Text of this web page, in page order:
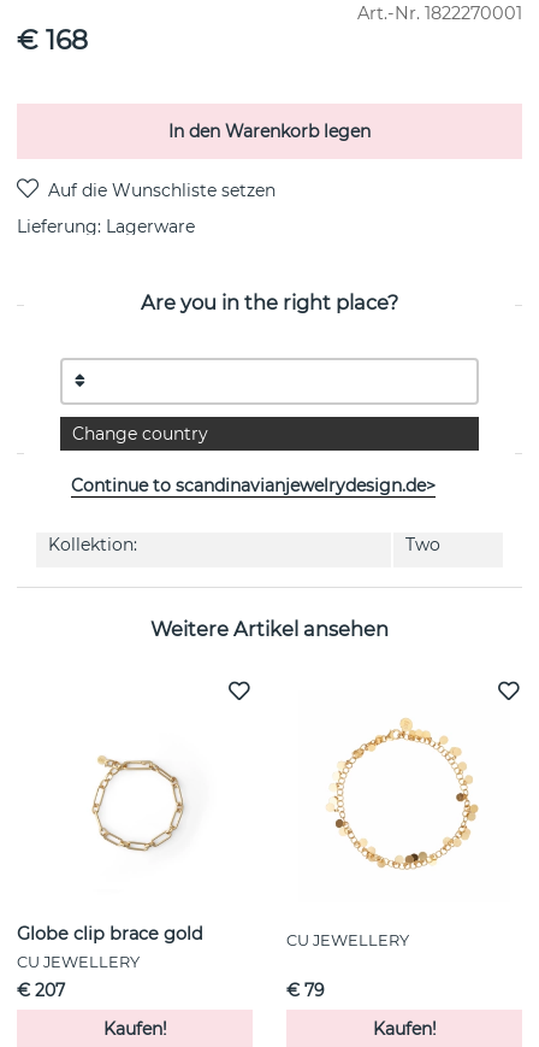
Art.-Nr. 1822270001
€ 168
In den Warenkorb legen
Lieferung: Lagerware
Two Elephant Halsketten-Silber Recyceltes
Silber/rhodiumplattiert 55-60 cm von der schwedischen
Marke CU JEWELLERY
EIGENSCHAFTEN
Kollektion: Two
Weitere Artikel ansehen
Globe clip brace gold
CU JEWELLERY
€ 207
Kaufen!
CU JEWELLERY
€ 79
Kaufen!
Are you in the right place?
Change country
Continue to scandinavianjewelrydesign.de>